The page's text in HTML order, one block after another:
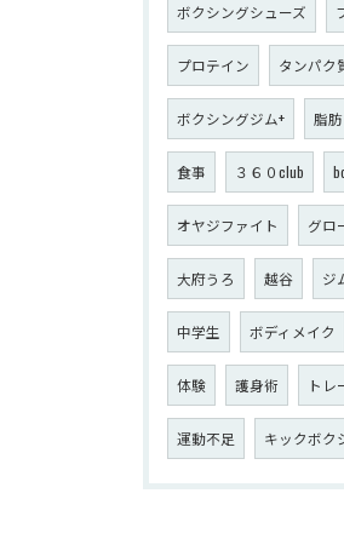
ボクシングシューズ
プロテイン タンパク
ボクシングジム+ 脂肪
食事 ３６０club
オヤジファイト グロ
大府うろ 越谷 ジ
中学生 ボディメイク
体験 護身術 トレ
運動不足 キックボク